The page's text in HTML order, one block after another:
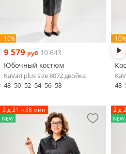
-10%
9 579 руб 10 643
Юбочный костюм
KaVari plus size 8072 двойка
48 50 52 54 56 58
-10%
9
48
2 д 21 ч 38 мин
NEW
2 д
NEW